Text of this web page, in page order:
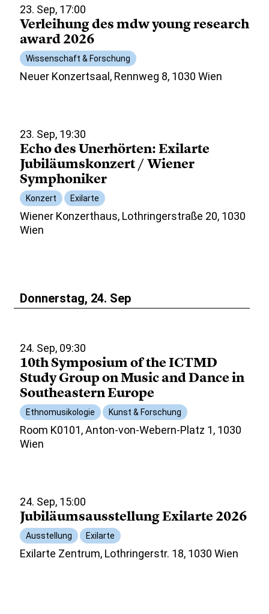
23. Sep, 17:00
Verleihung des mdw young research
award 2026
Wissenschaft & Forschung
Neuer Konzertsaal, Rennweg 8, 1030 Wien
23. Sep, 19:30
Echo des Unerhörten: Exilarte
Jubiläumskonzert / Wiener
Symphoniker
Konzert Exilarte
Wiener Konzerthaus, Lothringerstraße 20, 1030
Wien
Donnerstag, 24. Sep
24. Sep, 09:30
10th Symposium of the ICTMD
Study Group on Music and Dance in
Southeastern Europe
Ethnomusikologie Kunst & Forschung
Room K0101, Anton-von-Webern-Platz 1, 1030
Wien
24. Sep, 15:00
Jubiläumsausstellung Exilarte 2026
Ausstellung Exilarte
Exilarte Zentrum, Lothringerstr. 18, 1030 Wien